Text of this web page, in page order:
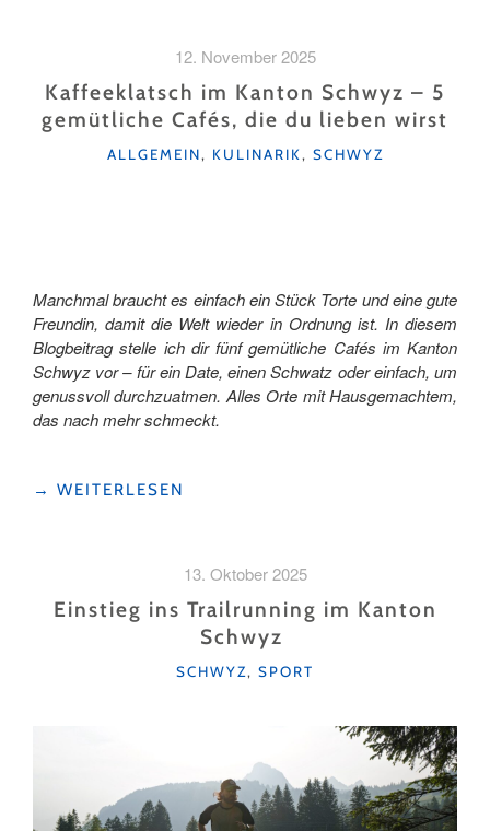
LANGLAUFSCHULE"12. November 2025
Kaffeeklatsch im Kanton Schwyz – 5
gemütliche Cafés, die du lieben wirst
KATEGORIEN
ALLGEMEIN, KULINARIK, SCHWYZ
Manchmal braucht es einfach ein Stück Torte und eine gute
Freundin, damit die Welt wieder in Ordnung ist. In diesem
Blogbeitrag stelle ich dir fünf gemütliche Cafés im Kanton
Schwyz vor – für ein Date, einen Schwatz oder einfach, um
genussvoll durchzuatmen. Alles Orte mit Hausgemachtem,
das nach mehr schmeckt.
"KAFFEEKLATSCH
GEMÜTLICHE
→ WEITERLESEN
13. Oktober 2025
Einstieg ins Trailrunning im Kanton
Schwyz
KATEGORIEN
SCHWYZ, SPORT